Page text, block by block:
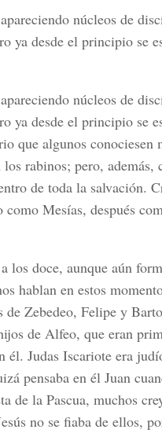
núcleos de
ya desde el principio se
núcleos de
ya desde el principio se
que algunos conociesen
rabinos; pero, además,
de toda la salvación.
como Mesías, después
los doce, aunque aún
hablan en estos
de Zebedeo, Felipe y
de Alfeo, que eran
él. Judas Iscariote era
pensaba en él Juan
de la Pascua, muchos
no se fiaba de ellos,